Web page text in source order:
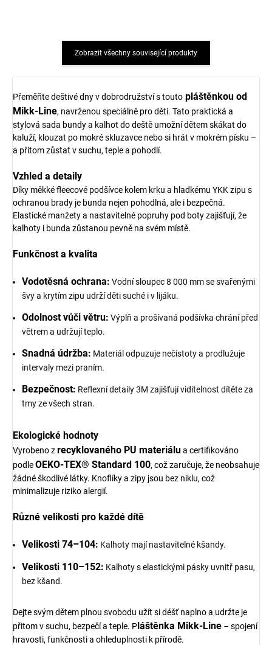
Zobrazit všechny související produkty
Přeměňte deštivé dny v dobrodružství s touto pláštěnkou od
Mikk-Line, navrženou speciálně pro děti. Tato praktická a
stylová sada bundy a kalhot do deště umožní dětem skákat do
kaluží, klouzat po mokré skluzavce nebo si hrát v mokrém písku –
a přitom zůstat v suchu, teple a pohodlí.
Vzhled a detaily
Díky měkké fleecové podšívce kolem krku a hladkému YKK zipu s
ochranou brady je bunda nejen pohodlná, ale i bezpečná.
Elastické manžety a nastavitelné popruhy pod boty zajišťují, že
kalhoty i bunda zůstanou pevně na svém místě.
Funkčnost a kvalita
Vodotěsná ochrana: Vodní sloupec 8 000 mm se svařenými
švy a krytím zipu udrží děti suché i v lijáku.
Odolnost vůči větru: Výplň a prošívaná podšívka chrání před
větrem a udržují teplo.
Snadná údržba: Materiál odpuzuje nečistoty a prodlužuje
intervaly mezi praním.
Bezpečnost: Reflexní detaily 3M zajišťují viditelnost dítěte za
tmy ze všech stran.
Ekologické hodnoty
Vyrobeno zrecyklovaného PU materiálua certifikováno
podleOEKO-TEX® Standard 100, což zaručuje, že neobsahuje
žádné škodlivé látky. Knoflíky a zipy jsou bez niklu, což
minimalizuje riziko alergií.
Různé velikosti pro každé dítě
Velikosti 74–104: Kalhoty mají nastavitelné kšandy.
Velikosti 110–152: Kalhoty s elastickými pásky uvnitř pasu,
bez kšand.
Dejte svým dětem plnou svobodu užít si déšť naplno a udržte je
přitom v suchu, bezpečí a teple. Pláštěnka Mikk-Line – spojení
hravosti, funkčnosti a ohleduplnosti k přírodě.